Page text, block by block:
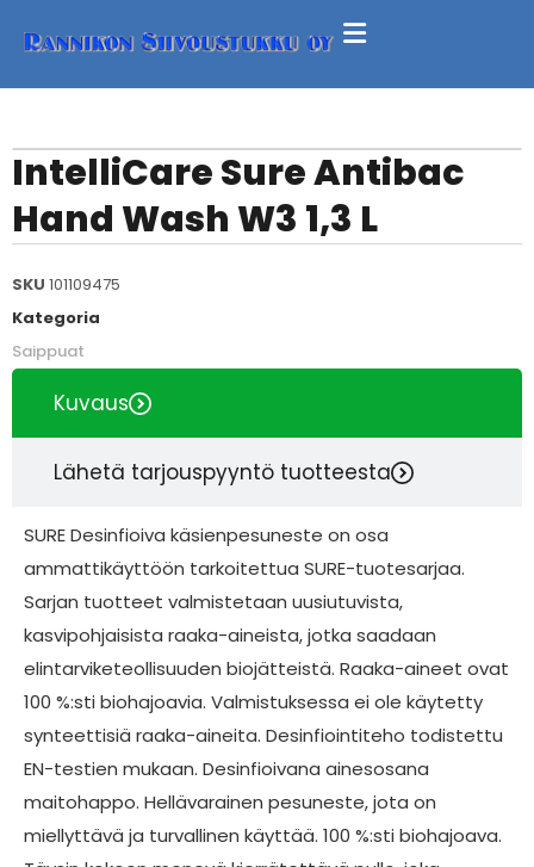
IntelliCare Sure Antibac
Hand Wash W3 1,3 L
SKU 101109475
Kategoria
Saippuat
Kuvaus
Lähetä tarjouspyyntö tuotteesta
SURE Desinfioiva käsienpesuneste on osa
ammattikäyttöön tarkoitettua SURE-tuotesarjaa.
Sarjan tuotteet valmistetaan uusiutuvista,
kasvipohjaisista raaka-aineista, jotka saadaan
elintarviketeollisuuden biojätteistä. Raaka-aineet ovat
100 %:sti biohajoavia. Valmistuksessa ei ole käytetty
synteettisiä raaka-aineita. Desinfiointiteho todistettu
EN-testien mukaan. Desinfioivana ainesosana
maitohappo. Hellävarainen pesuneste, jota on
miellyttävä ja turvallinen käyttää. 100 %:sti biohajoava.